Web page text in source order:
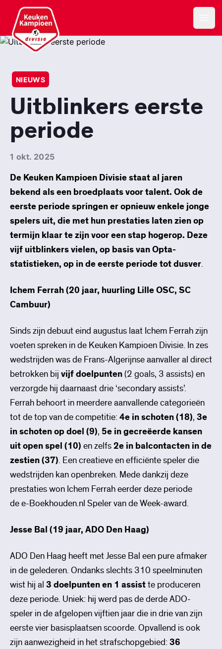
Keuken Kampioen Divisie
NIEUWS
Uitblinkers eerste
periode
1 okt. 2025
De Keuken Kampioen Divisie staat al jaren
bekend als een broedplaats voor talent. Ook de
eerste periode springen er opnieuw enkele jonge
spelers uit, die met hun prestaties laten zien op
termijn klaar te zijn voor een stap hogerop. Deze
vijf uitblinkers vielen, op basis van Opta-
statistieken, op in de eerste periode tot dusver.
Ichem Ferrah (20 jaar, huurling Lille OSC, SC
Cambuur)
Sinds zijn debuut eind augustus laat Ichem Ferrah zijn
voeten spreken in de Keuken Kampioen Divisie. In zes
wedstrijden was de Frans-Algerijnse aanvaller al direct
betrokken bij vijf doelpunten(2 goals, 3 assists) en
verzorgde hij daarnaast drie ‘secondary assists’.
Ferrah behoort in meerdere aanvallende categorieën
tot de top van de competitie: 4e in schoten (18), 3e
in schoten op doel (9), 5e in gecreëerde kansen
uit open spel (10) en zelfs2e in balcontacten in de
zestien (37). Een creatieve en efficiënte speler die
wedstrijden kan openbreken. Mede dankzij deze
prestaties won Ichem Ferrah eerder deze periode
de e-Boekhouden.nl Speler van de Week-award.
Jesse Bal (19 jaar, ADO Den Haag)
ADO Den Haag heeft met Jesse Bal een pure afmaker
in de gelederen. Ondanks slechts 310 speelminuten
wist hij al 3 doelpunten en 1 assistte produceren
deze periode. Uniek: hij werd pas de derde ADO-
speler in de afgelopen vijftien jaar die in drie van zijn
eerste vier basisplaatsen scoorde. Opvallend is ook
zijn aanwezigheid in het strafschopgebied: 36